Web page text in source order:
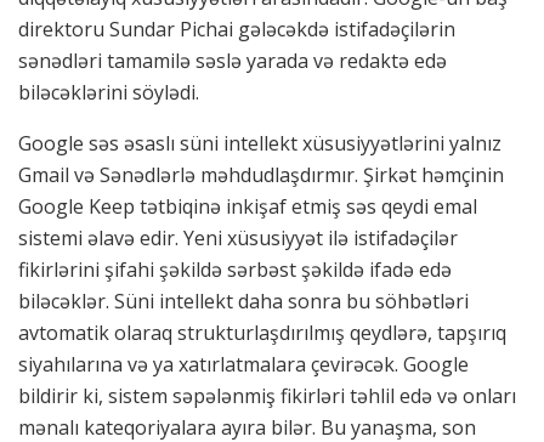
direktoru Sundar Pichai gələcəkdə istifadəçilərin
sənədləri tamamilə səslə yarada və redaktə edə
biləcəklərini söylədi.
Google səs əsaslı süni intellekt xüsusiyyətlərini yalnız
Gmail və Sənədlərlə məhdudlaşdırmır. Şirkət həmçinin
Google Keep tətbiqinə inkişaf etmiş səs qeydi emal
sistemi əlavə edir. Yeni xüsusiyyət ilə istifadəçilər
fikirlərini şifahi şəkildə sərbəst şəkildə ifadə edə
biləcəklər. Süni intellekt daha sonra bu söhbətləri
avtomatik olaraq strukturlaşdırılmış qeydlərə, tapşırıq
siyahılarına və ya xatırlatmalara çevirəcək. Google
bildirir ki, sistem səpələnmiş fikirləri təhlil edə və onları
mənalı kateqoriyalara ayıra bilər. Bu yanaşma, son